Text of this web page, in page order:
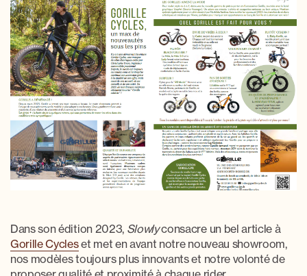
Dans son édition 2023, Slowlyconsacre un bel article à
Gorille Cycleset met en avant notre nouveau showroom,
nos modèles toujours plus innovants et notre volonté de